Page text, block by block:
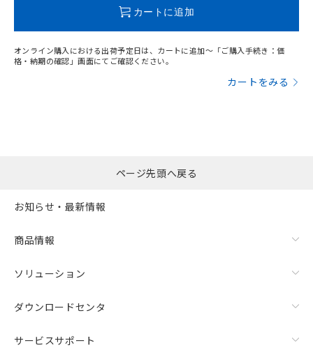
カートに追加
オンライン購入における出荷予定日は、カートに追加～「ご購入手続き：価
格・納期の確認」画面にてご確認ください。
カートをみる
ページ先頭へ戻る
お知らせ・最新情報
商品情報
ソリューション
ダウンロードセンタ
サービスサポート